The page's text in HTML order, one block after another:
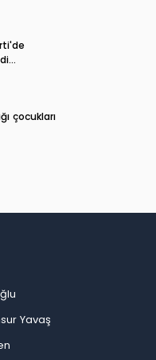
çocukları
Yavaş